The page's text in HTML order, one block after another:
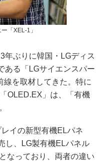
「XEL-1」
年ぶりに韓国・LGディス
ある「LGサイエンスパー
線を取材してきた。特に
OLED.EX」は、「有機
イの新型有機ELパネ
し、LG製有機ELパネル
なっており、両者の違い